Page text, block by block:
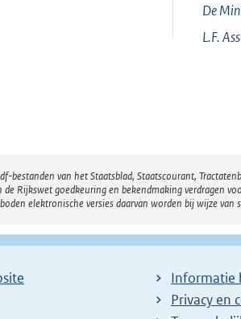
De
L.F.
bestanden van het Staatsblad, Staatscourant,
de Rijkswet goedkeuring en bekendmaking verdragen
elektronische versies daarvan worden bij wijze van
Informatie
Privacy en